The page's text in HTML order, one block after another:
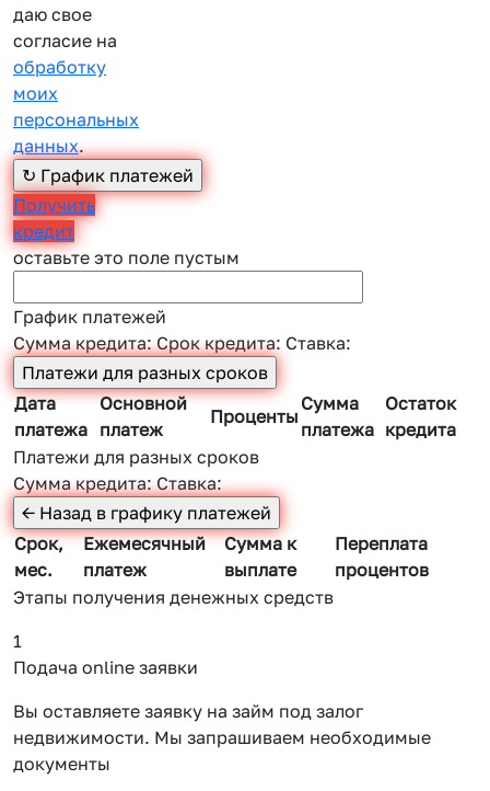
даю свое
согласие на
обработку
моих
персональных
данных.
Получить
кредит
оставьте это поле пустым
График платежей
Сумма кредита:Срок кредита: Ставка:
Дата
платежа
Основной
платеж
Проценты
Сумма
платежа
Остаток
кредита
Платежи для разных сроков
Сумма кредита:Ставка:
Срок,
мес.
Ежемесячный
платеж
Сумма к
выплате
Переплата
процентов
Этапы получения денежных средств
1
Подача online заявки
Вы оставляете заявку на займ под залог
недвижимости. Мы запрашиваем необходимые
документы